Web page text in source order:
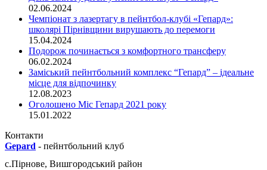
02.06.2024
Чемпіонат з лазертагу в пейнтбол-клубі «Гепард»:
школярі Пірнівщини вирушають до перемоги
15.04.2024
Подорож починається з комфортного трансферу
06.02.2024
Заміський пейнтбольний комплекс “Гепард” – ідеальне
місце для відпочинку
12.08.2023
Оголошено Міс Гепард 2021 року
15.01.2022
Контакти
Gepard - пейнтбольний клуб
с.Пірнове, Вишгородський район